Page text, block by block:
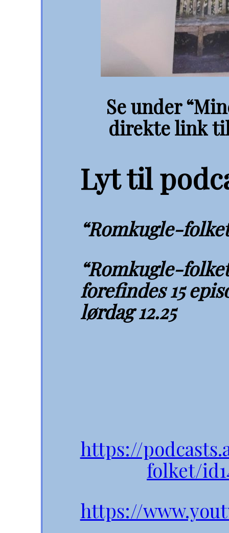
Se under
direkte link
Lyt til
“Romkugle-
“Romkugle-
forefindes 15
lørdag 12.25
https://
folket/
https://